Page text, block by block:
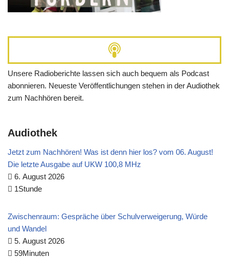
Unsere Radioberichte lassen sich auch bequem als Podcast
abonnieren. Neueste Veröffentlichungen stehen in der Audiothek
zum Nachhören bereit.
Audiothek
Jetzt zum Nachhören! Was ist denn hier los? vom 06. August!
Die letzte Ausgabe auf UKW 100,8 MHz
6. August 2026
1Stunde
Zwischenraum: Gespräche über Schulverweigerung, Würde
und Wandel
5. August 2026
59Minuten